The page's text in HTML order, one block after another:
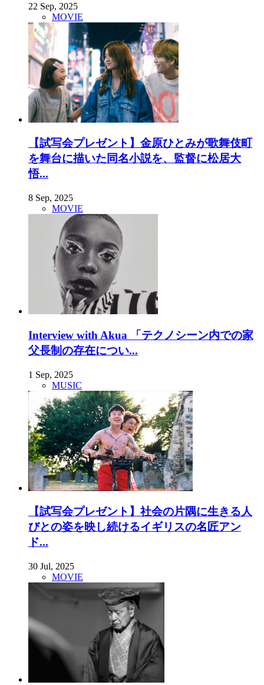
22 Sep, 2025
MOVIE
【試写会プレゼント】金原ひとみが歌舞伎町
を舞台に描いた同名小説を、監督に松居大
悟...
8 Sep, 2025
MOVIE
Interview with Akua 「テクノシーン内での家
父長制の存在につい...
1 Sep, 2025
MUSIC
【試写会プレゼント】社会の片隅に生きる人
びとの姿を映し続けるイギリスの名匠アン
ド...
30 Jul, 2025
MOVIE